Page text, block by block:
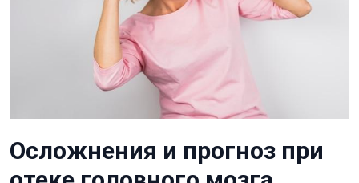
Осложнения и прогноз при